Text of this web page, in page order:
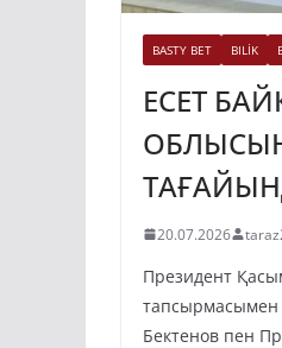
BASTY BET BILİK
ЕСЕТ
20.07.2026
Президент
Бектенов пен